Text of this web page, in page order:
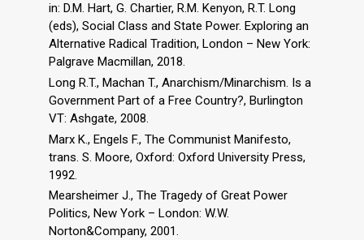
in: D.M. Hart, G. Chartier, R.M. Kenyon, R.T. Long
(eds), Social Class and State Power. Exploring an
Alternative Radical Tradition, London – New York:
Palgrave Macmillan, 2018.
Long R.T., Machan T., Anarchism/Minarchism. Is a
Government Part of a Free Country?, Burlington
VT: Ashgate, 2008.
Marx K., Engels F., The Communist Manifesto,
trans. S. Moore, Oxford: Oxford University Press,
1992.
Mearsheimer J., The Tragedy of Great Power
Politics, New York – London: W.W.
Norton&Company, 2001.